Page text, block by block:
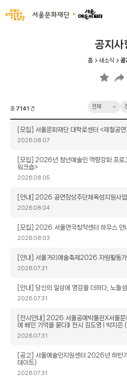
서울문화재단
공지사
홈 새소식 공
카
고
리
검
옵
션
총 7141 건
제
목
[모집] 서울문화재단 대학로센터 <제철공
작
일
2026.08.07
제
목
[모집] 2026년 청년예술인 역량강화 프
워크숍>
작
일
2026.08.05
제
목
[안내] 2026 공연장상주단체육성지원사
작
일
2026.08.04
제
목
[모집] 2026 서울연극창작센터 하우스
작
일
2026.08.03
제
목
[안내] 서울거리예술축제2026 자원활동
작
일
2026.07.31
제
목
[안내] 당신의 일상에 영감을 더하다, 노들
작
일
2026.07.31
제
목
[전시안내] 2026 서울공예박물관X서울
에 베인 기억을 묻다⟫ 전시 김도영 l 박
작
일
2026.07.31
제
목
[공고] 서울예술인지원센터 2026년 하
데이트)
작
2026.07.31